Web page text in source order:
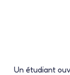
Un étudiant